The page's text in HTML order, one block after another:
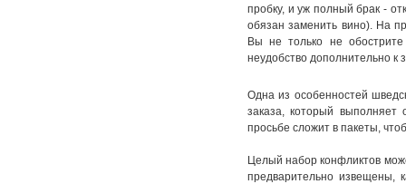
пробку, и уж полный брак -
обязан заменить вино). На
Вы не только не
неудобство дополнительно к
Одна из особенностей
заказа, который
просьбе сложит в пакеты,
Целый набор конфликтов
предварительно извещены,